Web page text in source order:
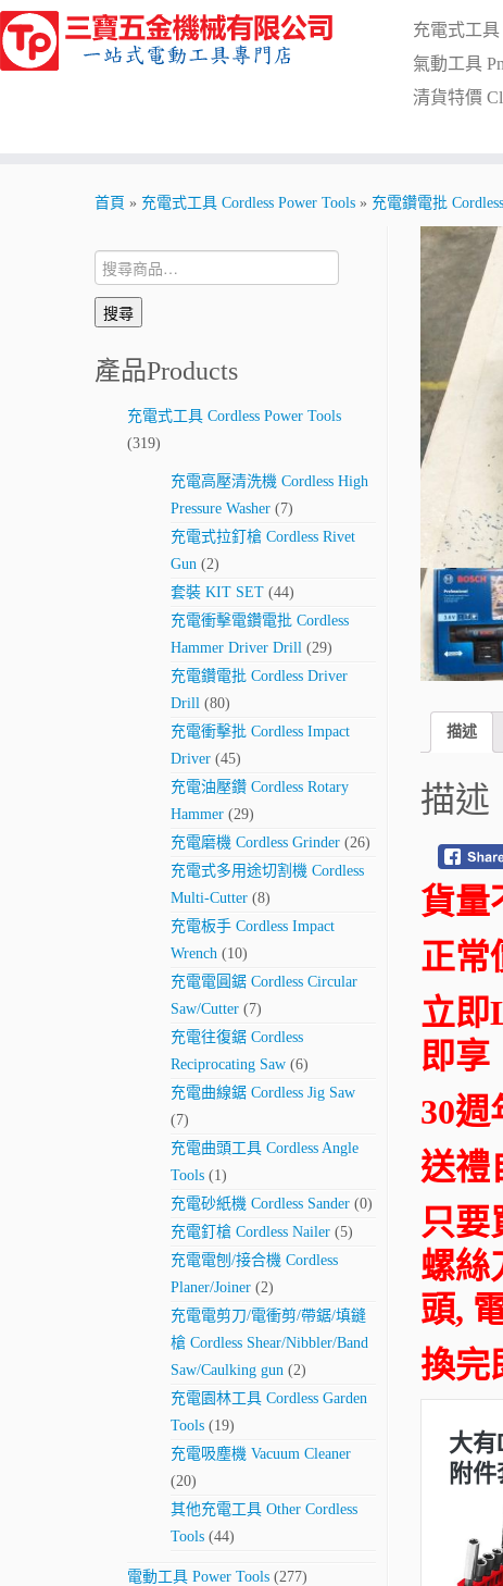
Skip
to
content
充電式工具
氣動工具
清貨特價
首頁 » 充電式工具 Cordless Power Tools » 充電鑽電批
搜
尋:
搜尋
產品Products
充電式工具 Cordless Power Tools
(319)
充電高壓清洗機 Cordless High
Pressure Washer (7)
充電式拉釘槍 Cordless Rivet
Gun (2)
套裝 KIT SET (44)
充電衝擊電鑽電批 Cordless
Hammer Driver Drill (29)
充電鑽電批 Cordless Driver
Drill (80)
充電衝擊批 Cordless Impact
Driver (45)
充電油壓鑽 Cordless Rotary
Hammer (29)
充電磨機 Cordless Grinder (26)
充電式多用途切割機 Cordless
Multi-Cutter (8)
充電板手 Cordless Impact
Wrench (10)
充電電圓鋸 Cordless Circular
Saw/Cutter (7)
充電往復鋸 Cordless
Reciprocating Saw (6)
充電曲線鋸 Cordless Jig Saw
(7)
充電曲頭工具 Cordless Angle
Tools (1)
充電砂紙機 Cordless Sander (0)
充電釘槍 Cordless Nailer (5)
充電電刨/接合機 Cordless
Planer/Joiner (2)
充電電剪刀/電衝剪/帶鋸/填鏠
槍 Cordless Shear/Nibbler/Band
Saw/Caulking gun (2)
充電園林工具 Cordless Garden
Tools (19)
充電吸塵機 Vacuum Cleaner
(20)
其他充電工具 Other Cordless
Tools (44)
電動工具 Power Tools (277)
描述
描述
貨量
正常
立即
即享
30週
送禮
只要
螺絲
頭,
換完